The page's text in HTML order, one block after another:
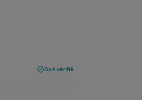
Avis vérifié